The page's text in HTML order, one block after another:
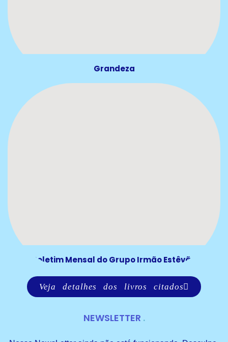
Grandeza
Boletim Mensal do Grupo Irmão Estêvão
Veja detalhes dos livros citados
NEWSLETTER